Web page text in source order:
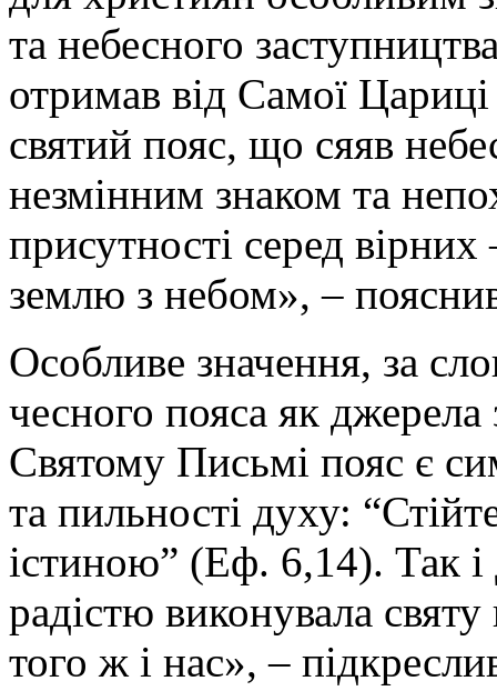
та небесного
отримав від Самої
святий пояс, що сяяв
незмінним знаком та
присутності серед
землю з небом», –
Особливе значення, за
чесного пояса як
Святому Письмі пояс є
та пильності духу:
істиною” (Еф. 6,14). Так
радістю виконувала
того ж і нас», –